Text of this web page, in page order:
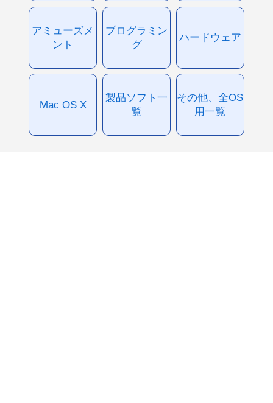
アミューズメ
ント
プログラミン
グ
ハードウェア
Mac OS X
製品ソフト一
覧
その他、全OS
用一覧